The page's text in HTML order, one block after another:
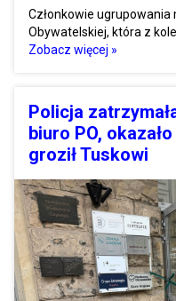
Członkowie
Obywatelskiej, która z
Zobacz więcej »
Policja
biuro PO,
groził Tuskowi